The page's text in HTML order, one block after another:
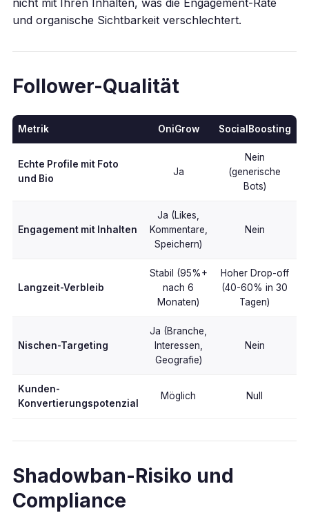
und organische Sichtbarkeit verschlechtert.
Follower-Qualität
Metrik OniGrow SocialBoosting
Echte Profile mit Foto
und Bio
Ja
Nein
(generische
Bots)
Engagement mit Inhalten
Ja (Likes,
Kommentare,
Speichern)
Nein
Langzeit-Verbleib
Stabil (95%+
nach 6
Monaten)
Hoher Drop-off
(40-60% in 30
Tagen)
Nischen-Targeting
Ja (Branche,
Interessen,
Geografie)
Nein
Kunden-
Konvertierungspotenzial
Möglich Null
Shadowban-Risiko und
Compliance